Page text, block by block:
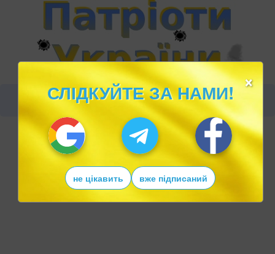
×
СЛІДКУЙТЕ ЗА НАМИ!
не цікавить вже підписаний